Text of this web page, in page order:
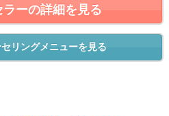
ラーの詳細を見る
リングメニューを見る